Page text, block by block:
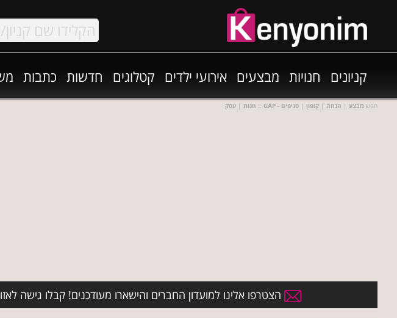
קניונים חנויות מבצעים אירועי ילדים קטלוגים חדשות כתבות
חנות | עסק :: GAP - חפש מבצע | הנחה | קופון | סניפים
הצטרפו אלינו למועדון החברים והישארו מעודכנים! קבלו גישה